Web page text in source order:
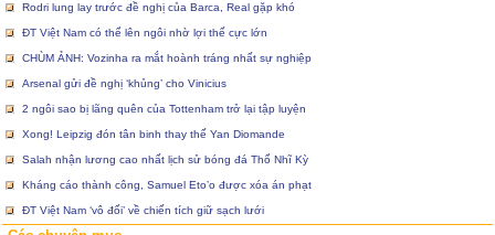
Rodri lung lay trước đề nghị của Barca, Real gặp khó
ĐT Việt Nam có thể lên ngôi nhờ lợi thế cực lớn
CHÙM ẢNH: Vozinha ra mắt hoành tráng nhất sự nghiệp
Arsenal gửi đề nghị ‘khủng’ cho Vinicius
2 ngôi sao bị lãng quên của Tottenham trở lại tập luyện
Xong! Leipzig đón tân binh thay thế Yan Diomande
Salah nhận lương cao nhất lịch sử bóng đá Thổ Nhĩ Kỳ
Kháng cáo thành công, Samuel Eto’o được xóa án phạt
ĐT Việt Nam ‘vô đối’ về chiến tích giữ sạch lưới